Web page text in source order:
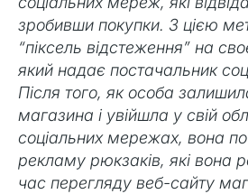
зробивши покупки. З цією
“піксель відстеження” на
який надає постачальник
Після того, як особа
магазина і увійшла у свій
соціальних мережах, вона
рекламу рюкзаків, які вона
час перегляду веб-сайту